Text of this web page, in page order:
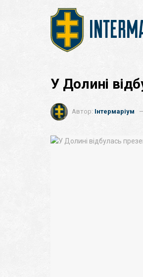
У Долині
Автор: Інтермаріум